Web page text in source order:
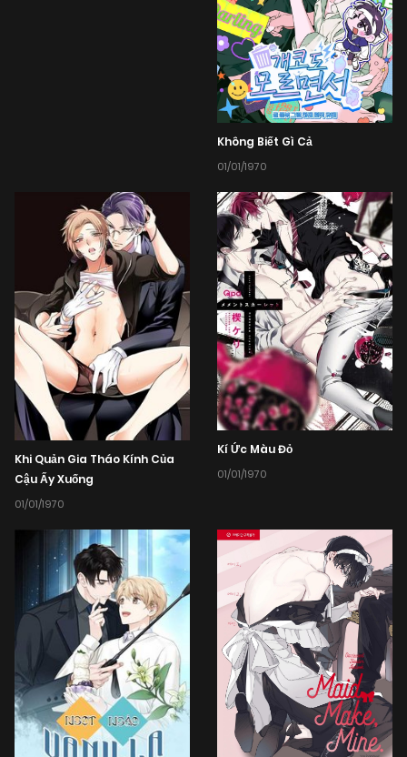
Không Biết Gì Cả
01/01/1970
Khi Quản Gia Tháo Kính Của
Cậu Ấy Xuống
01/01/1970
Kí Ức Màu Đỏ
01/01/1970